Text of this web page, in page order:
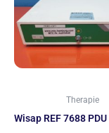
Therapie
Wisap REF 7688